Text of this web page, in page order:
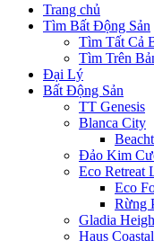
Trang chủ
Tìm Bất Động Sản
Tìm Tất Cả
Tìm Trên
Đại Lý
Bất Động Sản
TT Genesis
Blanca City
Đảo Kim
Eco Retreat
Eco
Rừng
Gladia
Haus